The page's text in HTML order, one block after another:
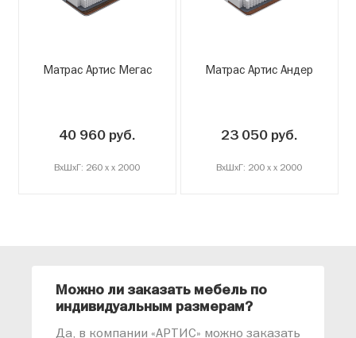
Матрас Артис Мегас
40 960 руб.
ВxШxГ: 260 x x 2000
Матрас Артис Андер
23 050 руб.
ВxШxГ: 200 x x 2000
Можно ли заказать мебель по
индивидуальным размерам?
Да, в компании «АРТИС» можно заказать